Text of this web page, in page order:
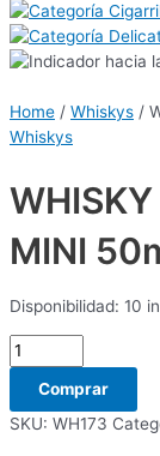
Home / Whiskys /
Whiskys
WHISKY
MINI
Disponibilidad: 10
Comprar
SKU: WH173